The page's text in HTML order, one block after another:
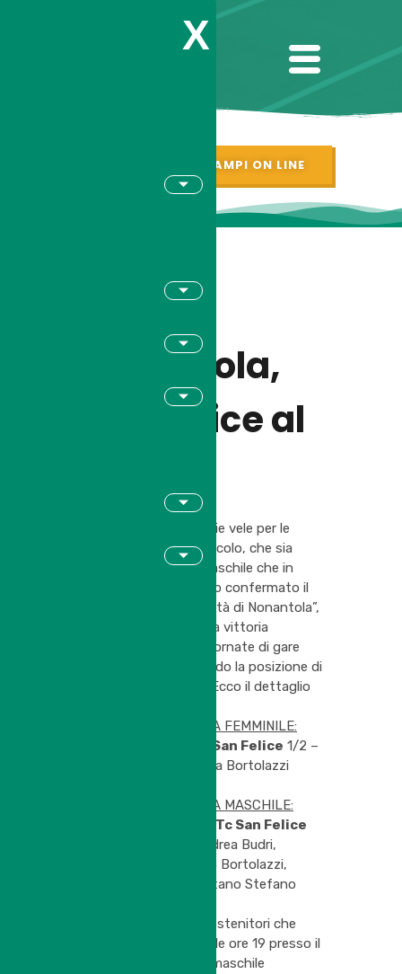
X
PRENOTAZIONI CAMPI ON LINE
Città di
Nonantola,
San Felice al
Altro week end a gonfie vele per le
squadre del nostro Circolo, che sia
nella competizione maschile che in
quella femminile hanno confermato il
trend positivo nel “Città di Nonantola”,
inanellando la seconda vittoria
consecutiva su due giornate di gare
disputate, confermando la posizione di
testa della classifica. Ecco il dettaglio
CITTA’ DI NONANTOLA FEMMINILE:
Tc San Felice 1/2 –
Formazione: Francesca Bortolazzi
CITTA’ DI NONANTOLA MASCHILE:
Tc San Felice
1/2 – Formazione: Andrea Budri,
Angelo Tucci, Lorenzo Bortolazzi,
Gabriele Dalboni. Capitano Stefano
Ricordiamo a tutti i sostenitori che
venerdi 6 Febbraio dalle ore 19 presso il
Circolo la compagine maschile